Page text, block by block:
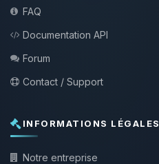
FAQ
Documentation API
Forum
Contact / Support
INFORMATIONS LÉGALES
Notre entreprise